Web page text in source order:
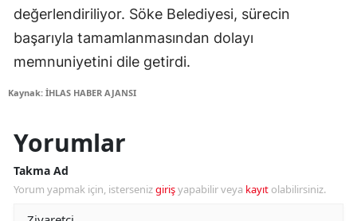
değerlendiriliyor. Söke Belediyesi, sürecin
başarıyla tamamlanmasından dolayı
memnuniyetini dile getirdi.
Kaynak: İHLAS HABER AJANSI
Yorumlar
Takma Ad
Yorum yapmak için, istersenizgirişyapabilir veya kayıt olabilirsiniz.